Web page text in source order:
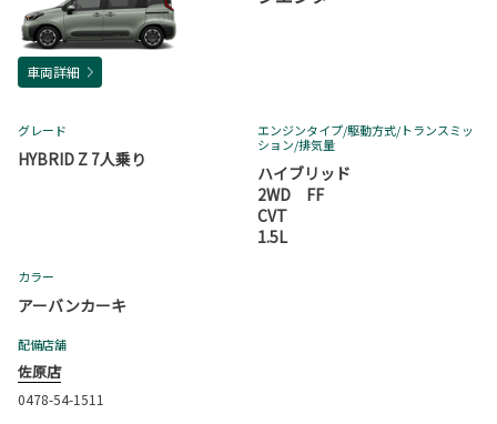
車両詳細
グレード
HYBRID Z 7人乗り
エンジンタイプ/駆動方式/トランスミッ
ション/排気量
ハイブリッド
2WD FF
CVT
1.5L
カラー
アーバンカーキ
配備店舗
佐原店
0478-54-1511